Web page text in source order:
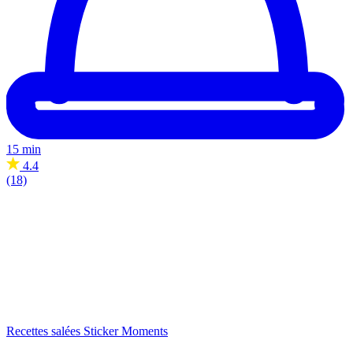
15 min
4.4
(18)
Recettes salées Sticker Moments